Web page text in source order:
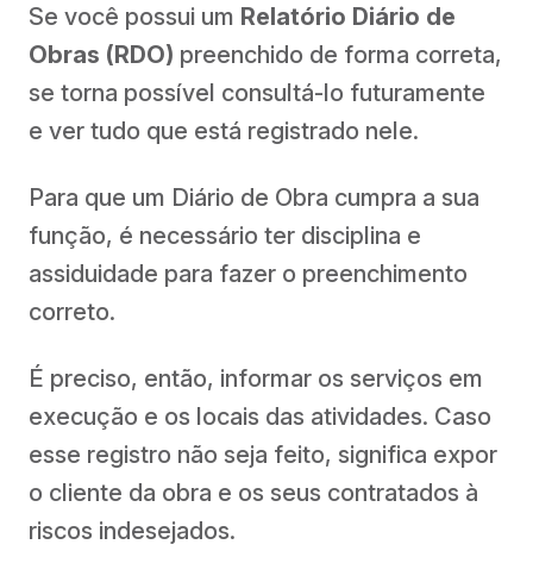
Se você possui um Relatório Diário de
Obras (RDO) preenchido de forma correta,
se torna possível consultá-lo futuramente
e ver tudo que está registrado nele.
Para que um Diário de Obra cumpra a sua
função, é necessário ter disciplina e
assiduidade para fazer o preenchimento
correto.
É preciso, então, informar os serviços em
execução e os locais das atividades. Caso
esse registro não seja feito, significa expor
o cliente da obra e os seus contratados à
riscos indesejados.